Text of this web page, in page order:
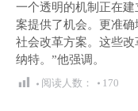
一个透明的机制正在
案提供了机会。更准
社会改革方案。这些
纳特。”他强调。
阅读人数： 170